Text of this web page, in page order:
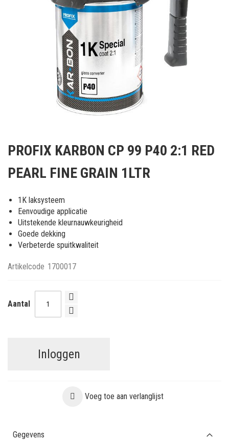
het
van
afbeeldingen-
gallerij
PROFIX KARBON CP 99 P40 2:1 RED
PEARL FINE GRAIN 1LTR
1K laksysteem
Eenvoudige applicatie
Uitstekende kleurnauwkeurigheid
Goede dekking
Verbeterde spuitkwaliteit
Artikelcode 1700017
Aantal
Inloggen
Voeg toe aan verlanglijst
Gegevens